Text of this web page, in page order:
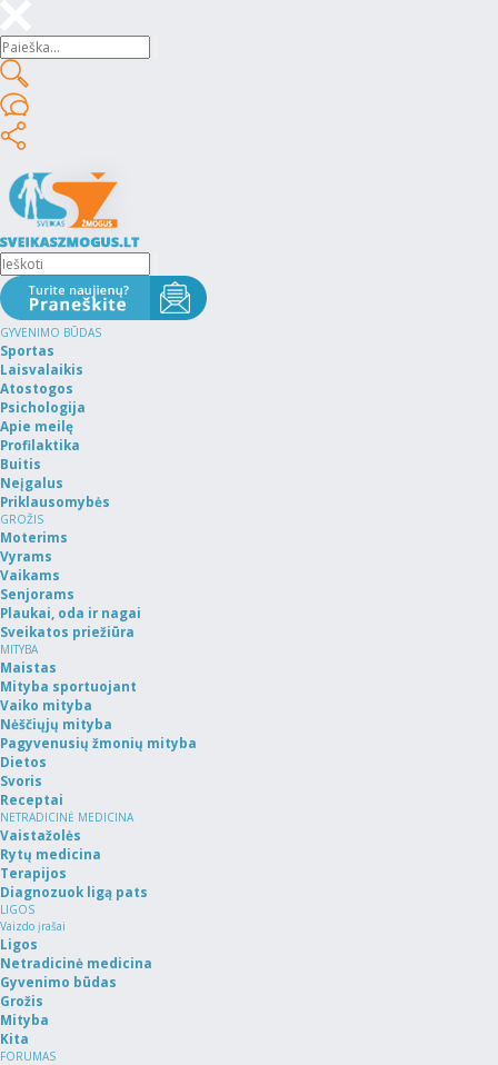
GYVENIMO BŪDAS
Sportas
Laisvalaikis
Atostogos
Psichologija
Apie meilę
Profilaktika
Buitis
Neįgalus
Priklausomybės
GROŽIS
Moterims
Vyrams
Vaikams
Senjorams
Plaukai, oda ir nagai
Sveikatos priežiūra
MITYBA
Maistas
Mityba sportuojant
Vaiko mityba
Nėščiųjų mityba
Pagyvenusių žmonių mityba
Dietos
Svoris
Receptai
NETRADICINĖ MEDICINA
Vaistažolės
Rytų medicina
Terapijos
Diagnozuok ligą pats
LIGOS
Vaizdo įrašai
Ligos
Netradicinė medicina
Gyvenimo būdas
Grožis
Mityba
Kita
FORUMAS